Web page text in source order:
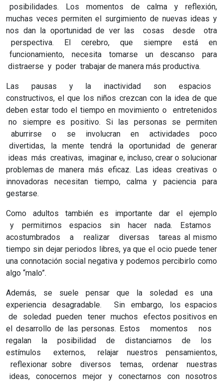
posibilidades. Los momentos de calma y reflexión,
muchas veces permiten el surgimiento de nuevas ideas y
nos dan la oportunidad de ver las cosas desde otra
perspectiva. El cerebro, que siempre está en
funcionamiento, necesita tomarse un descanso para
distraerse y poder trabajar de manera más productiva.
Las pausas y la inactividad son espacios
constructivos, el que los niños crezcan con la idea de que
deben estar todo el tiempo en movimiento o entretenidos
no siempre es positivo. Si las personas se permiten
aburrirse o se involucran en actividades poco
divertidas, la mente tendrá la oportunidad de generar
ideas más creativas, imaginar e, incluso, crear o solucionar
problemas de manera más eficaz. Las ideas creativas o
innovadoras necesitan tiempo, calma y paciencia para
gestarse.
Como adultos también es importante dar el ejemplo
y permitirnos espacios sin hacer nada. Estamos
acostumbrados a realizar diversas tareas al mismo
tiempo sin dejar periodos libres, ya que el ocio puede tener
una connotación social negativa y podemos percibirlo como
algo “malo”.
Además, se suele pensar que la soledad es una
experiencia desagradable. Sin embargo, los espacios
de soledad pueden tener muchos efectos positivos en
el desarrollo de las personas. Estos momentos nos
regalan la posibilidad de distanciarnos de los
estímulos externos, relajar nuestros pensamientos,
reflexionar sobre diversos temas, ordenar nuestras
ideas, conocernos mejor y conectarnos con nosotros